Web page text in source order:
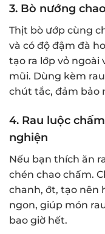
3. Bò nướng
Thịt bò ướp cùng
và có độ đậm đà
tạo ra lớp vỏ
mũi. Dùng kèm
chút tắc, đảm bảo
4. Rau luộc
nghiện
Nếu bạn thích ăn
chén chao chấm.
chanh, ớt, tạo nên
ngon, giúp món
bao giờ hết.